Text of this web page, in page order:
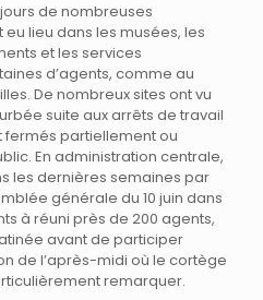
de nombreuses
lieu dans les musées, les
et les services
d’agents, comme au
De nombreux sites ont vu
suite aux arrêts de travail
fermés partiellement ou
En administration centrale,
les dernières semaines par
générale du 10 juin dans
à réuni près de 200 agents,
avant de participer
de l’après-midi où le cortège
remarquer.